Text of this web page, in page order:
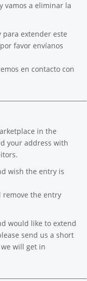
y vamos a eliminar la
extender este
favor envíanos
en contacto con
in the
your address with
wish the entry is
remove the entry
would like to extend
send us a short
will get in